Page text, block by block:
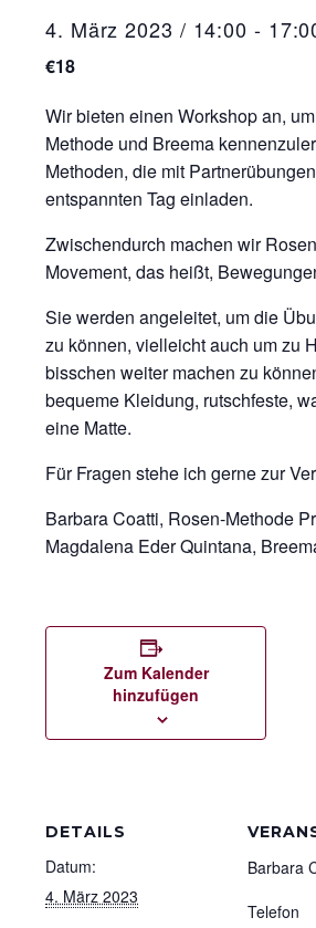
4. März 2023 / 14:00 -
€18
Wir bieten einen Workshop an,
Methode und Breema
Methoden, die mit
entspannten Tag einladen.
Zwischendurch machen wir
Movement, das heißt,
Sie werden angeleitet, um die
zu können, vielleicht auch um zu
bisschen weiter machen zu
bequeme Kleidung, rutschfeste,
eine Matte.
Für Fragen stehe ich gerne zur
Barbara Coatti, Rosen-Methode
Magdalena Eder Quintana,
Zum Kalender
hinzufügen
DETAILS
Datum:
4. März 2023
Barbara
Telefon